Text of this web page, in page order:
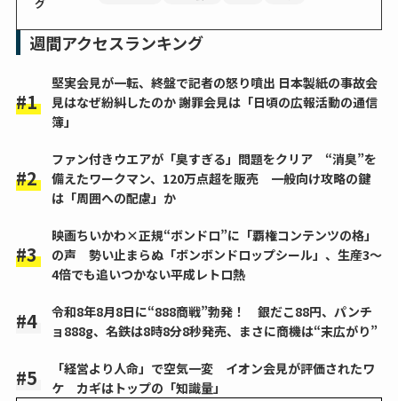
グ
週間アクセスランキング
堅実会見が一転、終盤で記者の怒り噴出 日本製紙の事故会
見はなぜ紛糾したのか 謝罪会見は「日頃の広報活動の通信
簿」
ファン付きウエアが「臭すぎる」問題をクリア “消臭”を
備えたワークマン、120万点超を販売 一般向け攻略の鍵
は「周囲への配慮」か
映画ちいかわ×正規“ボンドロ”に「覇権コンテンツの格」
の声 勢い止まらぬ「ボンボンドロップシール」、生産3～
4倍でも追いつかない平成レトロ熱
令和8年8月8日に“888商戦”勃発！ 銀だこ88円、パンチ
ョ888g、名鉄は8時8分8秒発売、まさに商機は“末広がり”
「経営より人命」で空気一変 イオン会見が評価されたワ
ケ カギはトップの「知識量」